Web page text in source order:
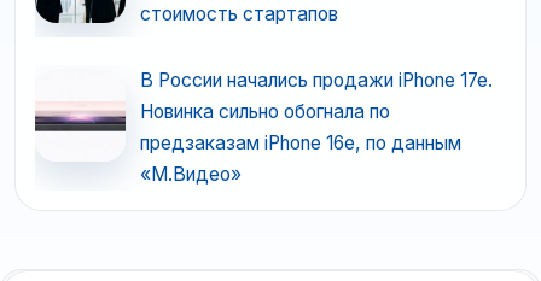
стоимость стартапов
В России начались продажи iPhone 17e.
Новинка сильно обогнала по
предзаказам iPhone 16e, по данным
«М.Видео»